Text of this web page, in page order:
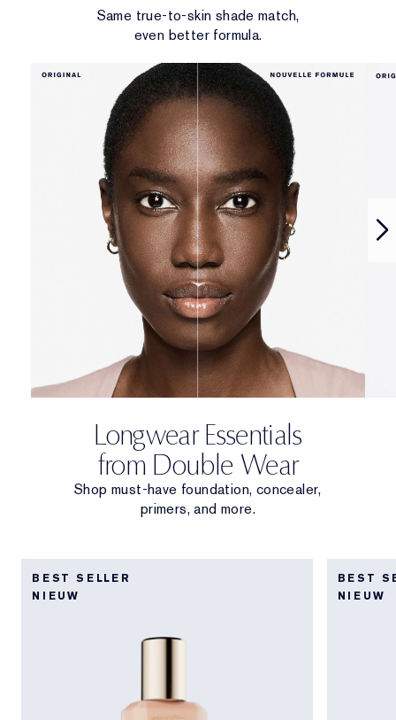
Same true-to-skin shade match,
even better formula.
Longwear Essentials
from Double Wear
Shop must-have foundation, concealer,
primers, and more.
BEST SELLER
NIEUW
BEST
NIEUW